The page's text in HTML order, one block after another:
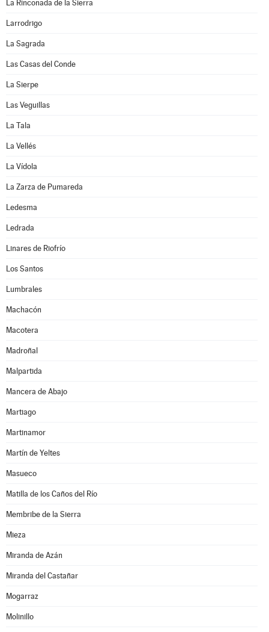
La Rinconada de la Sierra
Larrodrigo
La Sagrada
Las Casas del Conde
La Sierpe
Las Veguillas
La Tala
La Vellés
La Vídola
La Zarza de Pumareda
Ledesma
Ledrada
Linares de Riofrío
Los Santos
Lumbrales
Machacón
Macotera
Madroñal
Malpartida
Mancera de Abajo
Martiago
Martinamor
Martín de Yeltes
Masueco
Matilla de los Caños del Río
Membribe de la Sierra
Mieza
Miranda de Azán
Miranda del Castañar
Mogarraz
Molinillo